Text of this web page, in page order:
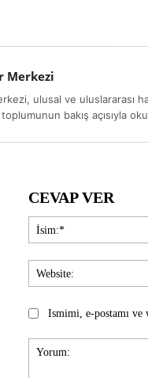
Merkezi
ulusal ve uluslararası
bakış açısıyla
CEVAP VER
Ismimi, e-postamı ve